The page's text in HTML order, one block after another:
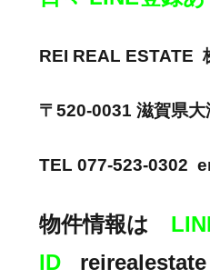
REI REAL
〒520-0031 滋賀県
TEL 077-523-0302
物件情報は
ID reirealestate